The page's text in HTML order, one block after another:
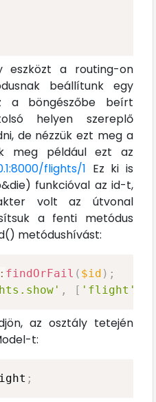
eszközt a routing-on
beállítunk egy
a böngészőbe beírt
helyen szereplő
de nézzük ezt meg a
meg például ezt az
flights/1 Ez ki is
funkcióval az id-t,
volt az útvonal
a fenti metódus
metódushívást:
findOrFail ( $id ) ;
, [ 'flight'
az osztály tetején
t:
;